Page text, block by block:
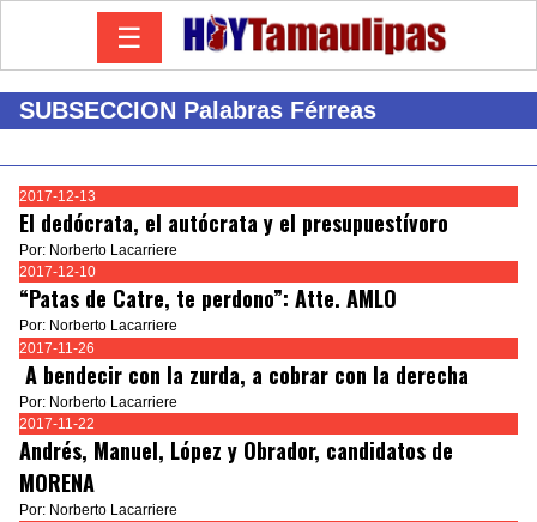
☰
SUBSECCION Palabras Férreas
2017-12-13
El dedócrata, el autócrata y el presupuestívoro
Por: Norberto Lacarriere
2017-12-10
“Patas de Catre, te perdono”: Atte. AMLO
Por: Norberto Lacarriere
2017-11-26
A bendecir con la zurda, a cobrar con la derecha
Por: Norberto Lacarriere
2017-11-22
Andrés, Manuel, López y Obrador, candidatos de
MORENA
Por: Norberto Lacarriere